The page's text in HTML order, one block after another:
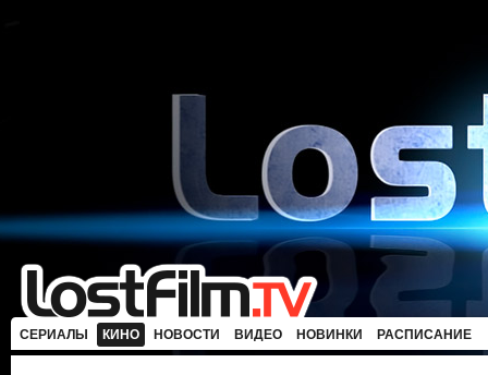
СЕРИАЛЫ КИНО НОВОСТИ ВИДЕО НОВИНКИ РАСПИСАНИЕ